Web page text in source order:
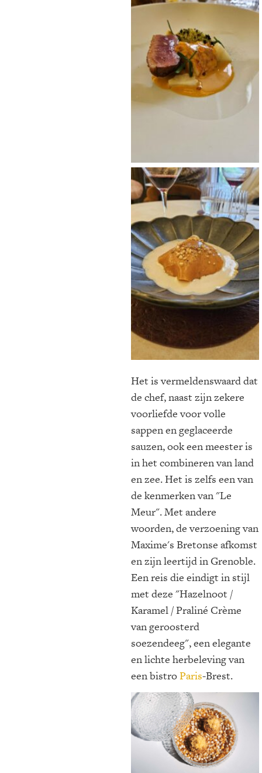
Het is vermeldenswaard dat
de chef, naast zijn zekere
voorliefde voor volle
sappen en geglaceerde
sauzen, ook een meester is
in het combineren van land
en zee. Het is zelfs een van
de kenmerken van "Le
Meur". Met andere
woorden, de verzoening van
Maxime's Bretonse afkomst
en zijn leertijd in Grenoble.
Een reis die eindigt in stijl
met deze "Hazelnoot /
Karamel / Praliné Crème
van geroosterd
soezendeeg", een elegante
en lichte herbeleving van
een bistroParis-Brest.